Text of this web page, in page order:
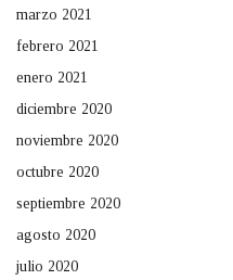
marzo 2021
febrero 2021
enero 2021
diciembre 2020
noviembre 2020
octubre 2020
septiembre 2020
agosto 2020
julio 2020